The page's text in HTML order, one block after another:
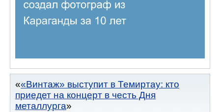
«Винтаж» выступит в Темиртау: кто
приедет на концерт в честь Дня
металлурга